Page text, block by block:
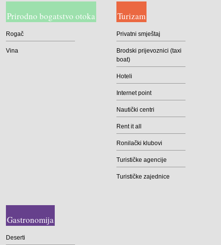
Prirodno bogatstvo otoka
Rogač
Vina
Turizam
Privatni smještaj
Brodski prijevoznici (taxi
boat)
Hoteli
Internet point
Nautički centri
Rent it all
Ronilački klubovi
Turističke agencije
Turističke zajednice
Gastronomija
Deserti